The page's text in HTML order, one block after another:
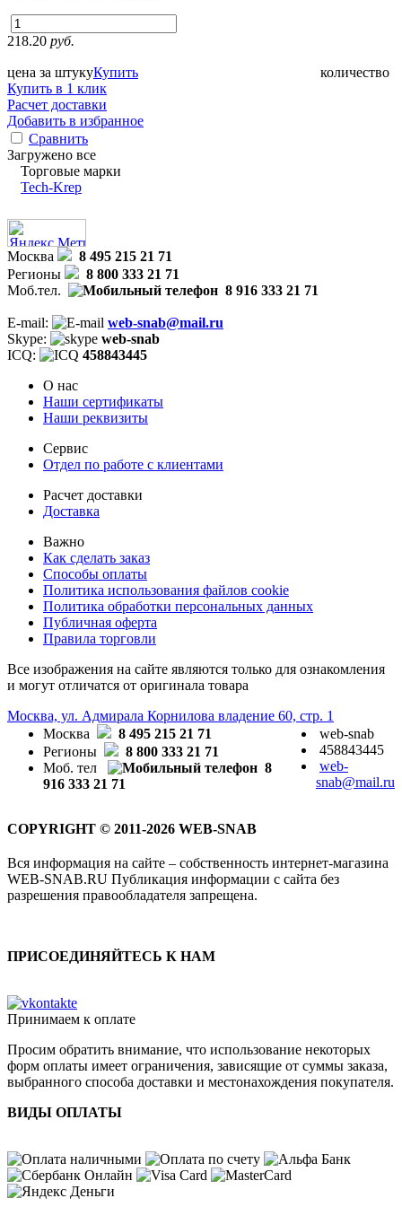
218.20 руб.
цена за штуку количество
Купить
Купить в 1 клик
Расчет доставки
Добавить в избранное
Сравнить
Загружено все
Торговые марки
Tech-Krep
Москва
8 495 215 21 71
Регионы
8 800 333 21 71
Моб.тел.
8 916 333 21 71
E-mail:
web-snab@mail.ru
Skype:
web-snab
ICQ:
458843445
О нас
Наши сертификаты
Наши реквизиты
Сервис
Отдел по работе с клиентами
Расчет доставки
Доставка
Важно
Как сделать заказ
Способы оплаты
Политика использования файлов cookie
Политика обработки персональных данных
Публичная оферта
Правила торговли
Все изображения на сайте являются только для ознакомления
и могут отличатся от оригинала товара
Москва, ул. Адмирала Корнилова владение 60, стр. 1
Москва
8 495 215 21 71
Регионы
8 800 333 21 71
Моб. тел
8
916 333 21 71
web-snab
458843445
web-
snab@mail.ru
COPYRIGHT © 2011-2026 WEB-SNAB
Вся информация на сайте – собственность интернет-магазина
WEB-SNAB.RU Публикация информации с сайта без
разрешения правообладателя запрещена.
ПРИСОЕДИНЯЙТЕСЬ К НАМ
Принимаем к оплате
Просим обратить внимание, что использование некоторых
форм оплаты имеет ограничения, зависящие от суммы заказа,
выбранного способа доставки и местонахождения покупателя.
ВИДЫ ОПЛАТЫ